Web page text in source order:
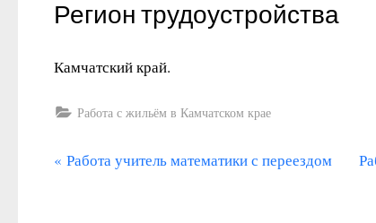
Регион трудоустройства
Камчатский край.
Работа с жильём в Камчатском крае
Навигация
П
Работа учитель математики с переездом
С